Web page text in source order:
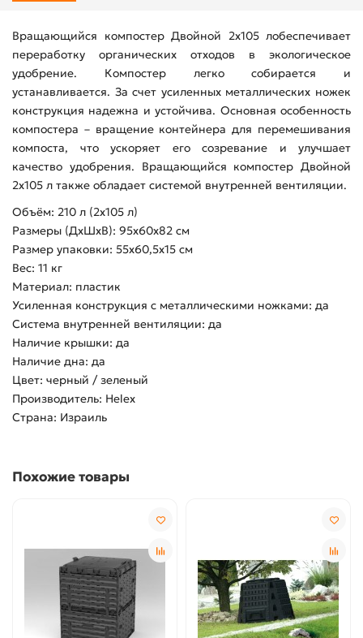
Вращающийся компостер Двойной 2х105 лобеспечивает
переработку органических отходов в экологическое
удобрение. Компостер легко собирается и
устанавливается. За счет усиленных металлических ножек
конструкция надежна и устойчива. Основная особенность
компостера – вращение контейнера для перемешивания
компоста, что ускоряет его созревание и улучшает
качество удобрения. Вращающийся компостер Двойной
2х105 л также обладает системой внутренней вентиляции.
Объём: 210 л (2х105 л)
Размеры (ДхШхВ): 95х60х82 см
Размер упаковки: 55х60,5х15 см
Вес: 11 кг
Материал: пластик
Усиленная конструкция с металлическими ножками: да
Система внутренней вентиляции: да
Наличие крышки: да
Наличие дна: да
Цвет: черный / зеленый
Производитель: Helex
Страна: Израиль
Похожие товары